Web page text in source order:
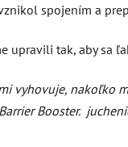
spojením a
upravili tak, aby sa
vyhovuje, nakoľko
Booster.